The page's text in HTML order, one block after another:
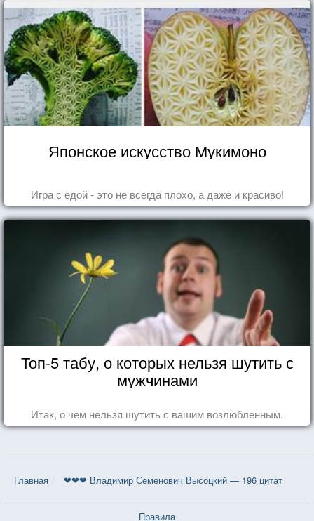
Японское искусство Мукимоно
Игра с едой - это не всегда плохо, а даже и красиво!
Топ-5 табу, о которых нельзя шутить с
мужчинами
Итак, о чем нельзя шутить с вашим возлюбленным.
Главная ❤❤❤ Владимир Семенович Высоцкий — 196 цитат
Правила